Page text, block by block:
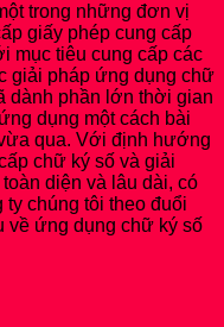
trong những đơn vị
giấy phép cung cấp
mục tiêu cung cấp các
giải pháp ứng dụng chữ
dành phần lớn thời gian
dụng một cách bài
qua. Với định hướng
chữ ký số và giải
diện và lâu dài, có
ty chúng tôi theo đuổi
về ứng dụng chữ ký số